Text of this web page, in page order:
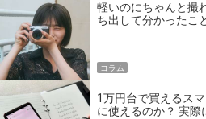
軽いのにちゃんと撮
ち出して分かったこ
コラム
1万円台で買えるス
に使えるのか？ 実際